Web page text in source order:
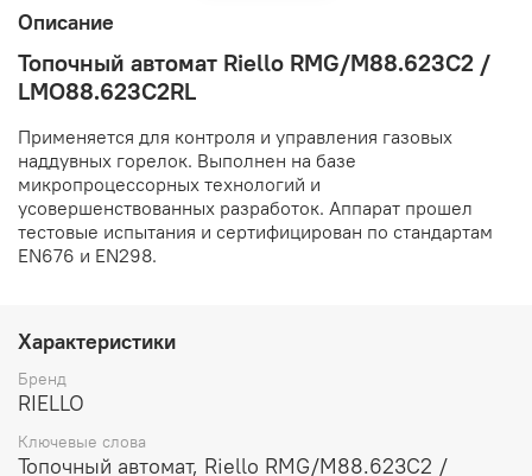
Описание
Топочный автомат Riello RMG/M88.623C2 /
LMO88.623C2RL
Применяется для контроля и управления газовых
наддувных горелок. Выполнен на базе
микропроцессорных технологий и
усовершенствованных разработок. Аппарат прошел
тестовые испытания и сертифицирован по стандартам
EN676 и EN298.
Характеристики
Бренд
RIELLO
Ключевые слова
Топочный автомат, Riello RMG/M88.623C2 /